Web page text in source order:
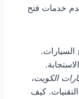
خدمات فتح
السيارات.
الكويت،
كيف